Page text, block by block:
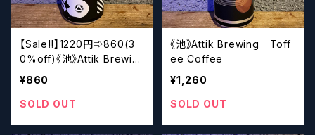
【Sale‼︎】1220円⇨860(3
0%off)《池》Attik Brewin
g Ziggy
¥860
SOLD OUT
《池》Attik Brewing Toff
ee Coffee
¥1,260
SOLD OUT